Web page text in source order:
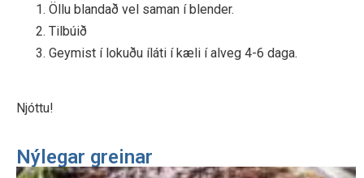
Öllu blandað vel saman í blender.
Tilbúið
Geymist í lokuðu íláti í kæli í alveg 4-6 daga.
Njóttu!
Nýlegar greinar